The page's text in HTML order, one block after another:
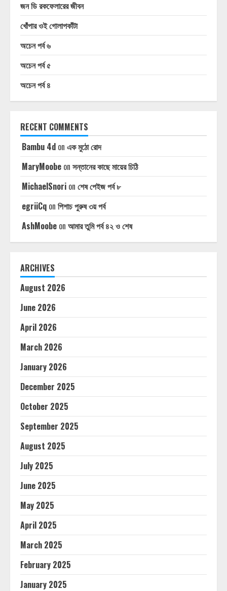
জন ডি রকফেলারের জীবন
খোঁপার ওই গোলাপকাঁটা
অচেন পর্ব ৬
অচেন পর্ব ৫
অচেন পর্ব ৪
RECENT COMMENTS
Bambu 4d on এক মুঠো রোদ
MaryMoobe on সন্তানের কাছে মায়ের চিঠি
MichaelSnori on শেষ পেইজ পর্ব ৮
egriiCq on পিশাচ পুরুষ ৩য় পর্ব
AshMoobe on আমার তুমি পর্ব ৪২ ও শেষ
ARCHIVES
August 2026
June 2026
April 2026
March 2026
January 2026
December 2025
October 2025
September 2025
August 2025
July 2025
June 2025
May 2025
April 2025
March 2025
February 2025
January 2025